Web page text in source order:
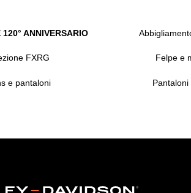
ANNIVERSARIO
FXRG Felpe e
e pantaloni